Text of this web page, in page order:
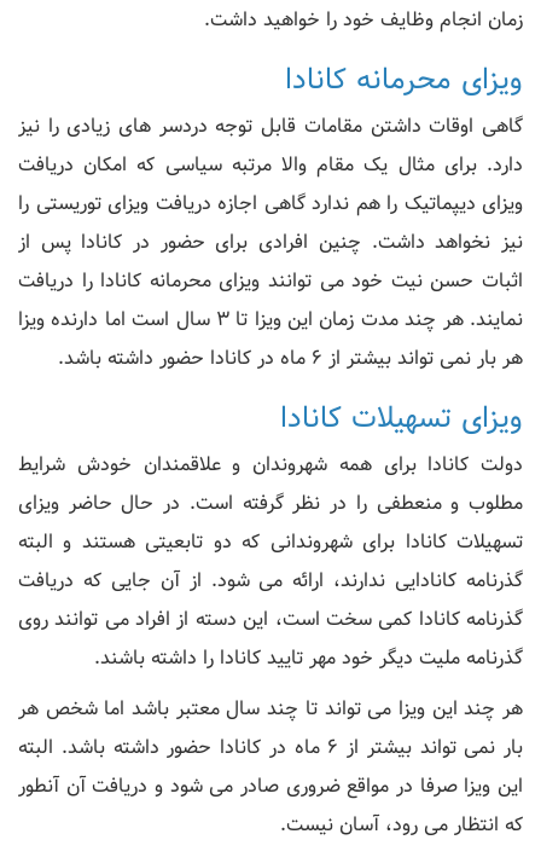
زمان انجام وظایف خود را خواهید داشت.
ویزای محرمانه کانادا
گاهی اوقات داشتن مقامات قابل توجه دردسر های زیادی را نیز
دارد. برای مثال یک مقام والا مرتبه سیاسی که امکان دریافت
ویزای دیپماتیک را هم ندارد گاهی اجازه دریافت ویزای توریستی را
نیز نخواهد داشت. چنین افرادی برای حضور در کانادا پس از
اثبات حسن نیت خود می توانند ویزای محرمانه کانادا را دریافت
نمایند. هر چند مدت زمان این ویزا تا 3 سال است اما دارنده ویزا
هر بار نمی تواند بیشتر از 6 ماه در کانادا حضور داشته باشد.
ویزای تسهیلات کانادا
دولت کانادا برای همه شهروندان و علاقمندان خودش شرایط
مطلوب و منعطفی را در نظر گرفته است. در حال حاضر ویزای
تسهیلات کانادا برای شهروندانی که دو تابعیتی هستند و البته
گذرنامه کانادایی ندارند، ارائه می شود. از آن جایی که دریافت
گذرنامه کانادا کمی سخت است، این دسته از افراد می توانند روی
گذرنامه ملیت دیگر خود مهر تایید کانادا را داشته باشند.
هر چند این ویزا می تواند تا چند سال معتبر باشد اما شخص هر
بار نمی تواند بیشتر از 6 ماه در کانادا حضور داشته باشد. البته
این ویزا صرفا در مواقع ضروری صادر می شود و دریافت آن آنطور
که انتظار می رود، آسان نیست.